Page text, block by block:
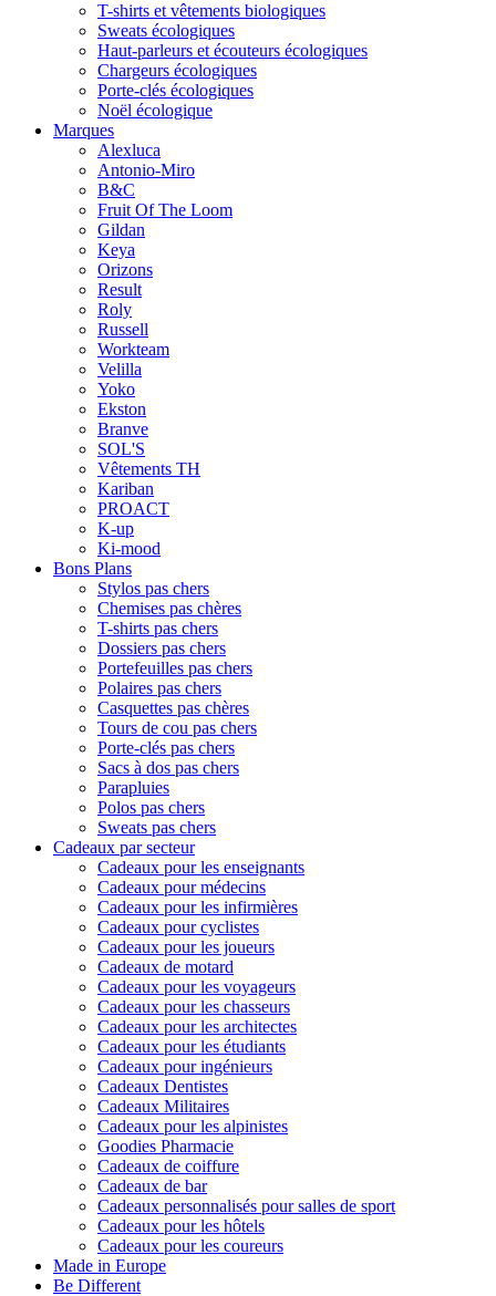
T-shirts et vêtements biologiques
Sweats écologiques
Haut-parleurs et écouteurs écologiques
Chargeurs écologiques
Porte-clés écologiques
Noël écologique
Marques
Alexluca
Antonio-Miro
B&C
Fruit Of The Loom
Gildan
Keya
Orizons
Result
Roly
Russell
Workteam
Velilla
Yoko
Ekston
Branve
SOL'S
Vêtements TH
Kariban
PROACT
K-up
Ki-mood
Bons Plans
Stylos pas chers
Chemises pas chères
T-shirts pas chers
Dossiers pas chers
Portefeuilles pas chers
Polaires pas chers
Casquettes pas chères
Tours de cou pas chers
Porte-clés pas chers
Sacs à dos pas chers
Parapluies
Polos pas chers
Sweats pas chers
Cadeaux par secteur
Cadeaux pour les enseignants
Cadeaux pour médecins
Cadeaux pour les infirmières
Cadeaux pour cyclistes
Cadeaux pour les joueurs
Cadeaux de motard
Cadeaux pour les voyageurs
Cadeaux pour les chasseurs
Cadeaux pour les architectes
Cadeaux pour les étudiants
Cadeaux pour ingénieurs
Cadeaux Dentistes
Cadeaux Militaires
Cadeaux pour les alpinistes
Goodies Pharmacie
Cadeaux de coiffure
Cadeaux de bar
Cadeaux personnalisés pour salles de sport
Cadeaux pour les hôtels
Cadeaux pour les coureurs
Made in Europe
Be Different